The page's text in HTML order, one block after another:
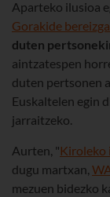
Aparteko ilusioa
Gorakide
duten
aintzatespen
duten pertsonen
Euskaltelen egin
jarraitzeko.
Aurten, "Kiroleko
dugu martxan,
mezuen bidezko